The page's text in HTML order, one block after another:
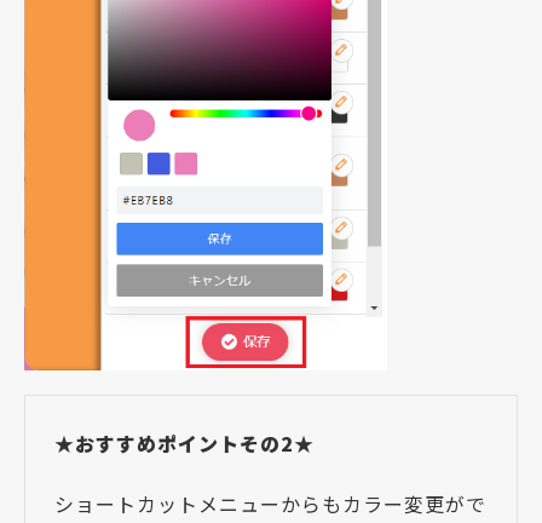
★おすすめポイントその2★
ショートカットメニューからもカラー変更がで